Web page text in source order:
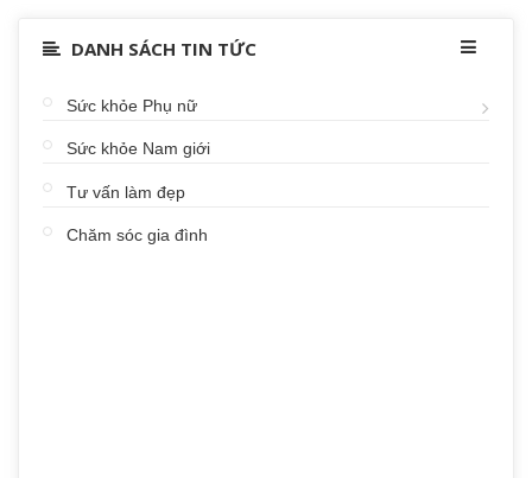
DANH SÁCH TIN TỨC
Sức khỏe Phụ nữ
Sức khỏe Nam giới
Tư vấn làm đẹp
Chăm sóc gia đình